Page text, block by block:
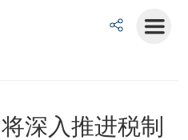
深入推进税制